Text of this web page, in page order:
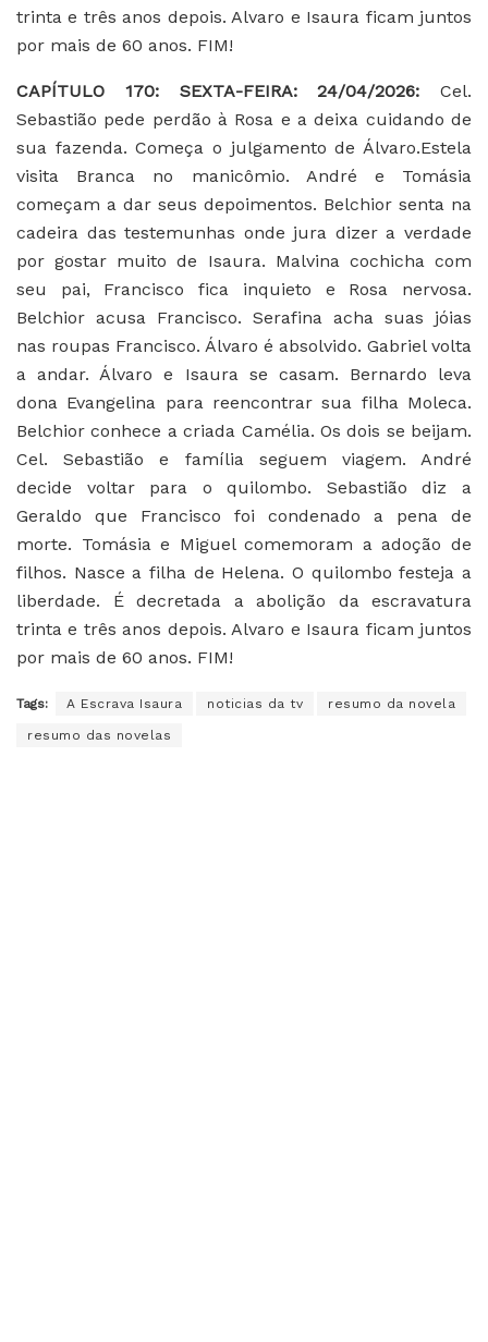
trinta e três anos depois. Alvaro e Isaura ficam juntos
por mais de 60 anos. FIM!
CAPÍTULO 170: SEXTA-FEIRA: 24/04/2026: Cel.
Sebastião pede perdão à Rosa e a deixa cuidando de
sua fazenda. Começa o julgamento de Álvaro.Estela
visita Branca no manicômio. André e Tomásia
começam a dar seus depoimentos. Belchior senta na
cadeira das testemunhas onde jura dizer a verdade
por gostar muito de Isaura. Malvina cochicha com
seu pai, Francisco fica inquieto e Rosa nervosa.
Belchior acusa Francisco. Serafina acha suas jóias
nas roupas Francisco. Álvaro é absolvido. Gabriel volta
a andar. Álvaro e Isaura se casam. Bernardo leva
dona Evangelina para reencontrar sua filha Moleca.
Belchior conhece a criada Camélia. Os dois se beijam.
Cel. Sebastião e família seguem viagem. André
decide voltar para o quilombo. Sebastião diz a
Geraldo que Francisco foi condenado a pena de
morte. Tomásia e Miguel comemoram a adoção de
filhos. Nasce a filha de Helena. O quilombo festeja a
liberdade. É decretada a abolição da escravatura
trinta e três anos depois. Alvaro e Isaura ficam juntos
por mais de 60 anos. FIM!
Tags: A Escrava Isaura noticias da tv resumo da novela
resumo das novelas